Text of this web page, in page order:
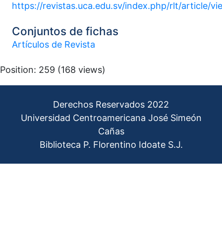
https://revistas.uca.edu.sv/index.php/rlt/article/
Conjuntos de fichas
Artículos de Revista
Position: 259 (168 views)
Derechos Reservados 2022
Universidad Centroamericana José Simeón
Cañas
Biblioteca P. Florentino Idoate S.J.